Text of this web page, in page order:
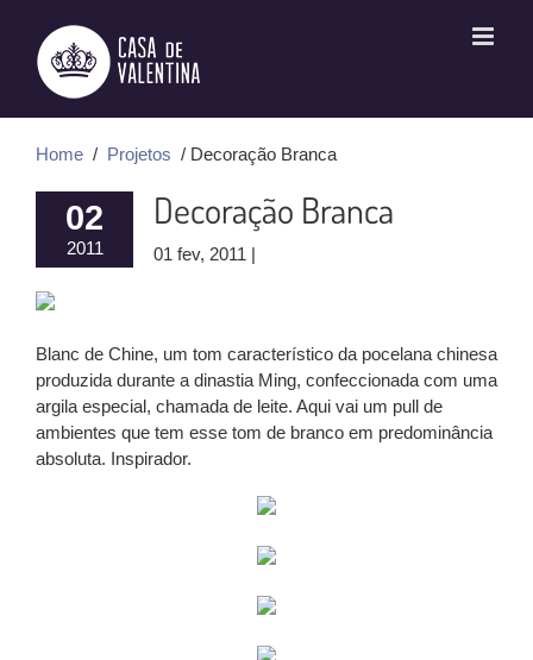
conteúdo
Home / Projetos / Decoração Branca
02
2011
Decoração Branca
01 fev, 2011 |
Blanc de Chine, um tom característico da pocelana chinesa
produzida durante a dinastia Ming, confeccionada com uma
argila especial, chamada de leite. Aqui vai um pull de
ambientes que tem esse tom de branco em predominância
absoluta. Inspirador.